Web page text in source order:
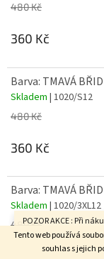
Tento web používá
souhlas s jejich
POZOR AKCE : Při
velikost do poznámky
480 Kč
360 Kč
Barva: TMAVÁ
Skladem | 1020/S12
480 Kč
360 Kč
Barva: TMAVÁ
Skladem | 1020/3XL12
480 Kč